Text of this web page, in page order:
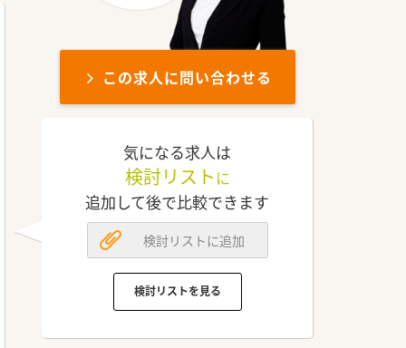
この求人に問い合わせる
気になる求人は
検討リスト に
追加して後で比較できます
検討リストに追加
検討リストを見る